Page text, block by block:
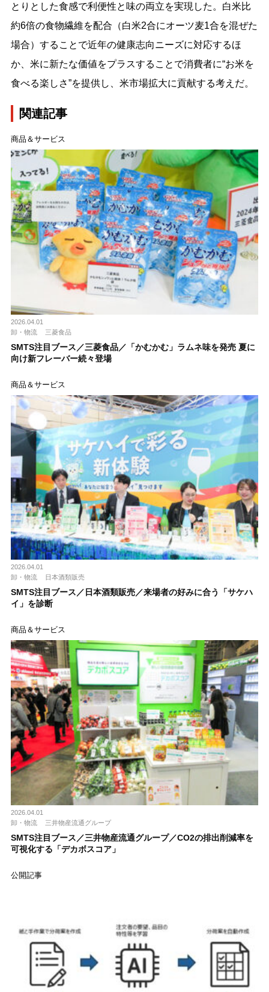
とりとした食感で利便性と味の両立を実現した。白米比
約6倍の食物繊維を配合（白米2合にオーツ麦1合を混ぜた
場合）することで近年の健康志向ニーズに対応するほ
か、米に新たな価値をプラスすることで消費者に“お米を
食べる楽しさ”を提供し、米市場拡大に貢献する考えだ。
関連記事
商品＆サービス
2026.04.01
卸・物流
三菱食品
SMTS注目ブース／三菱食品／「かむかむ」ラムネ味を発売 夏に
向け新フレーバー続々登場
商品＆サービス
2026.04.01
卸・物流
日本酒類販売
SMTS注目ブース／日本酒類販売／来場者の好みに合う「サケハ
イ」を診断
商品＆サービス
2026.04.01
卸・物流
三井物産流通グループ
SMTS注目ブース／三井物産流通グループ／CO2の排出削減率を
可視化する「デカボスコア」
公開記事